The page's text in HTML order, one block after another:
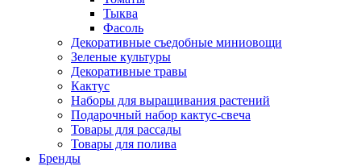
Тыква
Фасоль
Декоративные съедобные миниовощи
Зеленые культуры
Декоративные травы
Кактус
Наборы для выращивания растений
Подарочный набор кактус-свеча
Товары для рассады
Товары для полива
Бренды